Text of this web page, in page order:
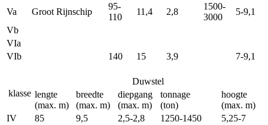
Va Groot Rijnschip
95-
110
11,4 2,8
1500-
3000
5-9,1
Vb
VIa
VIb
140 15 3,9 7-9,1
klasse
Duwstel
lengte
(max. m)
breedte
(max. m)
diepgang
(max. m)
tonnage
(ton)
hoogte
(max. m)
IV
85 9,5 2,5-2,8 1250-1450
5,25-7